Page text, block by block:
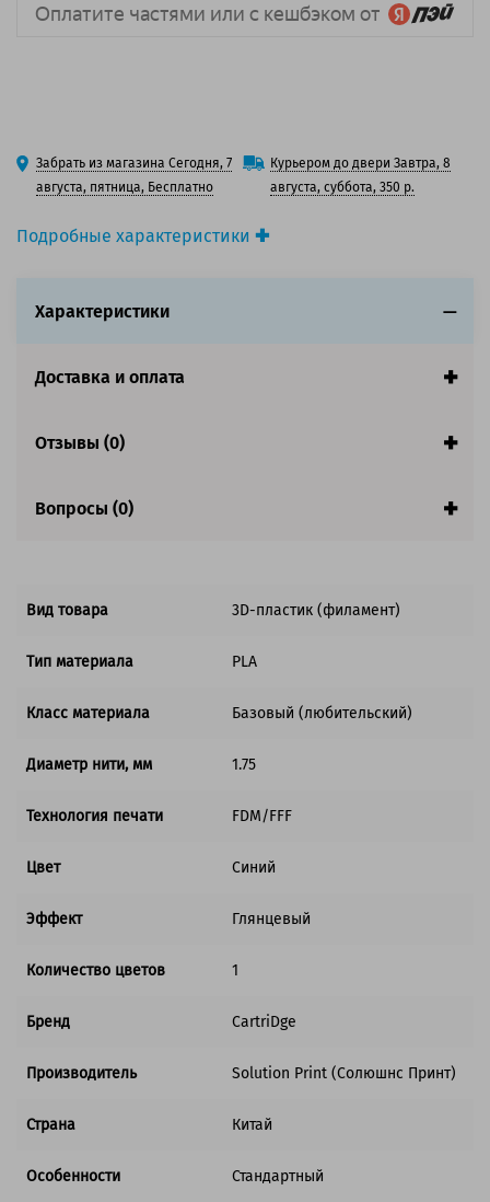
Подробные характеристики
Цвет:Синий
Производитель:Solution Print (Солюшнс Принт)
Гарантия: 1 год
Забрать из магазина Сегодня, 7
августа, пятница, Бесплатно
Курьером до двери Завтра, 8
августа, суббота, 350 р.
Характеристики
Доставка и оплата
Отзывы (0)
Вопросы (0)
Вид товара 3D-пластик (филамент)
Тип материала PLA
Класс материала Базовый (любительский)
Диаметр нити, мм 1.75
Технология печати FDM/FFF
Цвет Синий
Эффект Глянцевый
Количество цветов 1
Бренд CartriDge
Производитель Solution Print (Солюшнс Принт)
Страна Китай
Особенности Стандартный